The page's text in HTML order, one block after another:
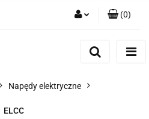
Dodaj zgłoszenie
(0)
Napędy elektryczne
ELCC